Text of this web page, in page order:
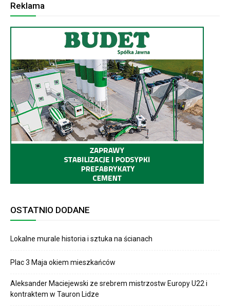
Reklama
OSTATNIO DODANE
Lokalne murale historia i sztuka na ścianach
Plac 3 Maja okiem mieszkańców
Aleksander Maciejewski ze srebrem mistrzostw Europy U22 i
kontraktem w Tauron Lidze